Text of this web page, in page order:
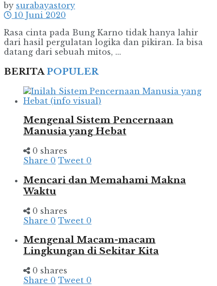
by surabayastory
10 Juni 2020
Rasa cinta pada Bung Karno tidak hanya lahir
dari hasil pergulatan logika dan pikiran. Ia bisa
datang dari sebuah mitos, ...
BERITAPOPULER
Mengenal Sistem Pencernaan
Manusia yang Hebat
0 shares
Share 0 Tweet 0
Mencari dan Memahami Makna
Waktu
0 shares
Share 0 Tweet 0
Mengenal Macam-macam
Lingkungan di Sekitar Kita
0 shares
Share 0 Tweet 0